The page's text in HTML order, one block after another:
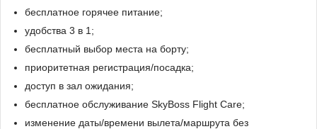
бесплатное горячее питание;
удобства 3 в 1;
бесплатный выбор места на борту;
приоритетная регистрация/посадка;
доступ в зал ожидания;
бесплатное обслуживание SkyBoss Flight Care;
изменение даты/времени вылета/маршрута без